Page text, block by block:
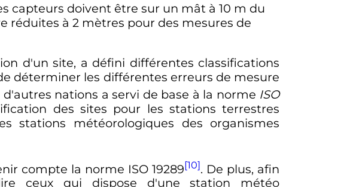
capteurs doivent être sur un mât à 10 m du
réduites à 2 mètres pour des mesures de
d'un site, a défini différentes classifications
déterminer les différentes erreurs de mesure
d'autres nations a servi de base à la norme ISO
des sites pour les stations terrestres
stations météorologiques des organismes
compte la norme ISO 19289[10]. De plus, afin
ceux qui dispose d'une station météo